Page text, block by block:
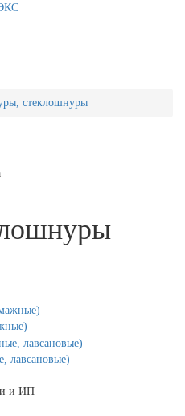
стеклошнуры
лавсановые)
и ИП